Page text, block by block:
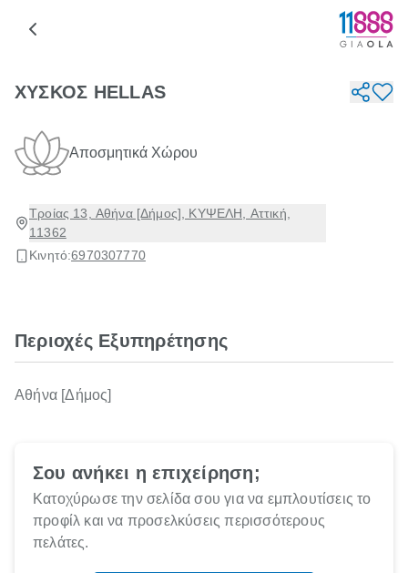
ΧΥΣΚΟΣ HELLAS
Αποσμητικά Χώρου
Τροίας 13, Αθήνα [Δήμος], ΚΥΨΕΛΗ, Αττική,
11362
Κινητό:6970307770
Περιοχές Εξυπηρέτησης
Αθήνα [Δήμος]
Σου ανήκει η επιχείρηση;
Κατοχύρωσε την σελίδα σου για να εμπλουτίσεις το
προφίλ και να προσελκύσεις περισσότερους
πελάτες.